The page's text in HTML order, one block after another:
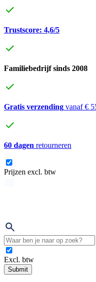
Trustscore: 4,6/5
Familiebedrijf sinds 2008
Gratis verzending vanaf €
60 dagen retourneren
Prijzen excl. btw
Excl. btw
Submit